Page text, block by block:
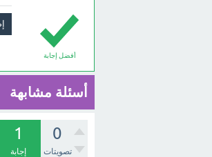
أفضل إجابة
أسئلة مشابهة
0
تصويتات
1
إجابة